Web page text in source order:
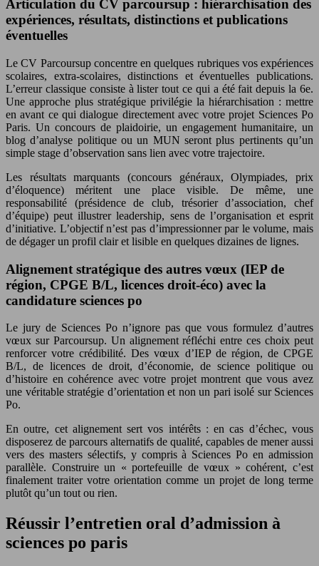
Articulation du CV parcoursup : hiérarchisation des
expériences, résultats, distinctions et publications
éventuelles
Le CV Parcoursup concentre en quelques rubriques vos expériences
scolaires, extra-scolaires, distinctions et éventuelles publications.
L’erreur classique consiste à lister tout ce qui a été fait depuis la 6e.
Une approche plus stratégique privilégie la hiérarchisation : mettre
en avant ce qui dialogue directement avec votre projet Sciences Po
Paris. Un concours de plaidoirie, un engagement humanitaire, un
blog d’analyse politique ou un MUN seront plus pertinents qu’un
simple stage d’observation sans lien avec votre trajectoire.
Les résultats marquants (concours généraux, Olympiades, prix
d’éloquence) méritent une place visible. De même, une
responsabilité (présidence de club, trésorier d’association, chef
d’équipe) peut illustrer leadership, sens de l’organisation et esprit
d’initiative. L’objectif n’est pas d’impressionner par le volume, mais
de dégager un profil clair et lisible en quelques dizaines de lignes.
Alignement stratégique des autres vœux (IEP de
région, CPGE B/L, licences droit-éco) avec la
candidature sciences po
Le jury de Sciences Po n’ignore pas que vous formulez d’autres
vœux sur Parcoursup. Un alignement réfléchi entre ces choix peut
renforcer votre crédibilité. Des vœux d’IEP de région, de CPGE
B/L, de licences de droit, d’économie, de science politique ou
d’histoire en cohérence avec votre projet montrent que vous avez
une véritable stratégie d’orientation et non un pari isolé sur Sciences
Po.
En outre, cet alignement sert vos intérêts : en cas d’échec, vous
disposerez de parcours alternatifs de qualité, capables de mener aussi
vers des masters sélectifs, y compris à Sciences Po en admission
parallèle. Construire un « portefeuille de vœux » cohérent, c’est
finalement traiter votre orientation comme un projet de long terme
plutôt qu’un tout ou rien.
Réussir l’entretien oral d’admission à
sciences po paris